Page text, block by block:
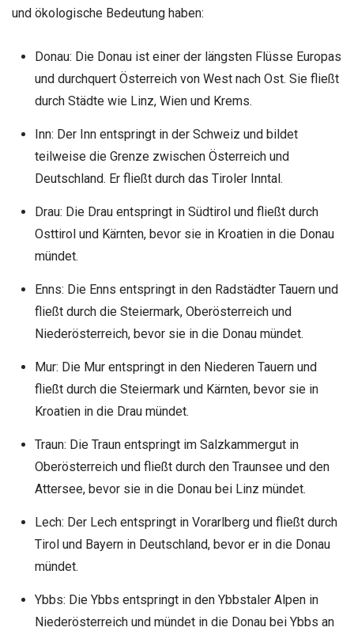
und ökologische Bedeutung haben:
Donau: Die Donau ist einer der längsten Flüsse Europas
und durchquert Österreich von West nach Ost. Sie fließt
durch Städte wie Linz, Wien und Krems.
Inn: Der Inn entspringt in der Schweiz und bildet
teilweise die Grenze zwischen Österreich und
Deutschland. Er fließt durch das Tiroler Inntal.
Drau: Die Drau entspringt in Südtirol und fließt durch
Osttirol und Kärnten, bevor sie in Kroatien in die Donau
mündet.
Enns: Die Enns entspringt in den Radstädter Tauern und
fließt durch die Steiermark, Oberösterreich und
Niederösterreich, bevor sie in die Donau mündet.
Mur: Die Mur entspringt in den Niederen Tauern und
fließt durch die Steiermark und Kärnten, bevor sie in
Kroatien in die Drau mündet.
Traun: Die Traun entspringt im Salzkammergut in
Oberösterreich und fließt durch den Traunsee und den
Attersee, bevor sie in die Donau bei Linz mündet.
Lech: Der Lech entspringt in Vorarlberg und fließt durch
Tirol und Bayern in Deutschland, bevor er in die Donau
mündet.
Ybbs: Die Ybbs entspringt in den Ybbstaler Alpen in
Niederösterreich und mündet in die Donau bei Ybbs an